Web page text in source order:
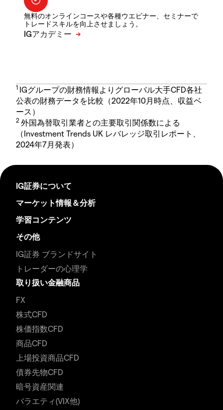
無料のオンラインコースや各種ウエビナー、セミナーで
トレードスキルを向上させましょう。
1 IGグループの財務情報よりグローバル大手CFD各社
公表の財務データを比較（2022年10月時点、収益ベ
ース）
2 外国為替取引業者との主要取引関係数による
（Investment Trends UK レバレッジ取引レポート、
2024年7月発表）
IG証券について
マーケット情報＆分析
学習コンテンツ
その他
IG証券 ブランドサイト
トレーダーの心理学
取り扱い金融商品
FX
株式CFD
株価指数CFD
商品CFD
上場投資商品CFD
債券先物CFD
暗号資産関連
バラエティ(VIX他)